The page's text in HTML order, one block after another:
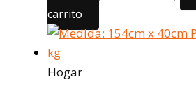
carrito
Hogar